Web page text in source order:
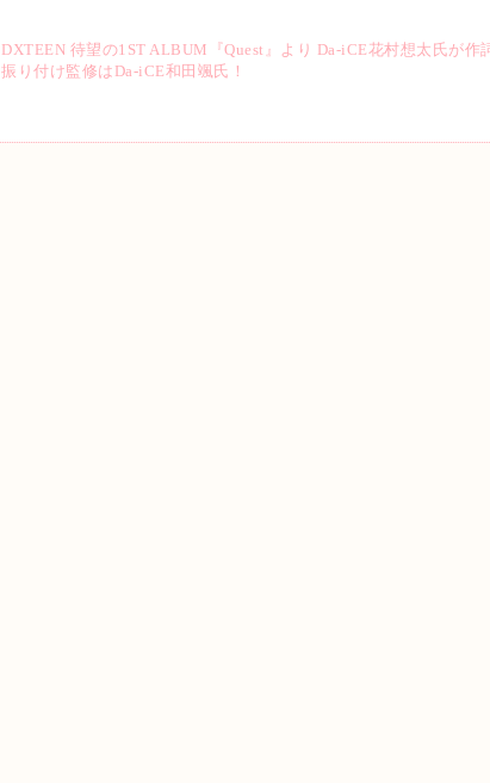
DXTEEN 待望の1ST ALBUM『Quest』より Da-iCE花村想太氏が作
振り付け監修はDa-iCE和田颯氏！